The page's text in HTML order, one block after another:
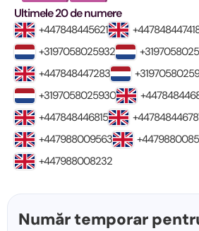
Ultimele 20 de numere
+447848445621
+3197058025932
+447848447283
+3197058025930
+447848446815
+447988009563
+447988008232
Număr temporar